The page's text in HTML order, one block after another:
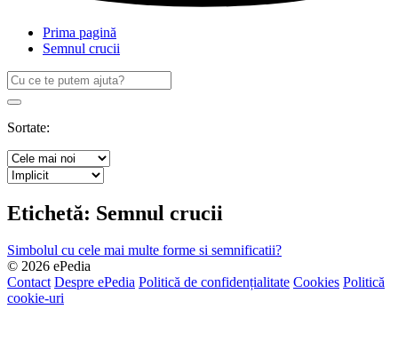
Prima pagină
Semnul crucii
Caută
după:
Search
Sortate:
Etichetă: Semnul crucii
Simbolul cu cele mai multe forme si semnificatii?
© 2026 ePedia
Contact Despre ePedia Politică de confidențialitate Cookies Politică
cookie-uri